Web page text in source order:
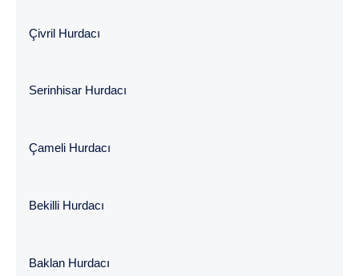
Çivril Hurdacı
Serinhisar Hurdacı
Çameli Hurdacı
Bekilli Hurdacı
Baklan Hurdacı